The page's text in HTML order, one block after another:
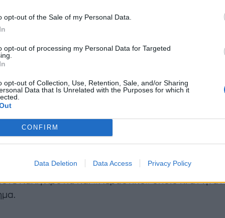
opt-out of the Sale of my Personal Data.
opt-out of processing my Personal Data for Targeted
opt-out of Collection, Use, Retention, Sale, and/or Sharing
Data that Is Unrelated with the Purposes for which it
CONFIRM
Data Deletion Data Access Privacy Policy
είναι πως η εμφάνιση της Έφης Αχτσιόγλου δεν
κανέναν. Ναι; Ναι.
γενέθλια
πάντως, ξημερώνει διαφορετική για την
καθώς είναι η μέρα όπου συμπληρώνει τα 40
κατά πάσα πιθανότητα η εορτάζουσα θα την
της ζωής της, τον σύντροφό της και επίσης
της Νέας Αριστεράς, Δημήτρη Τζανακόπουλο
Καλή Χρονιά και «Περαστικό» όποιο κι αν ήταν